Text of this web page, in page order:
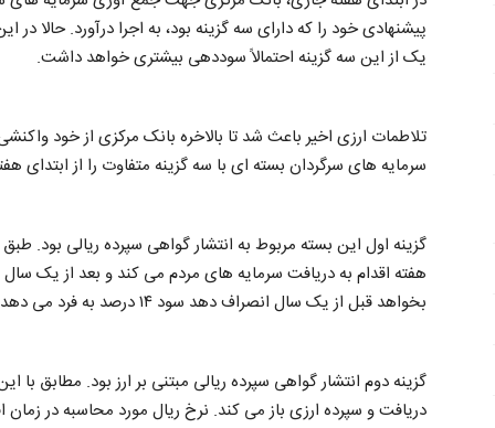
پیشنهادی خود را که دارای سه گزینه بود، به اجرا درآورد. حالا
یک از این سه گزینه احتمالاً سوددهی بیشتری خواهد داشت.
تلاطمات ارزی اخیر باعث شد تا بالاخره بانک مرکزی از خود
سرمایه های سرگردان بسته ای با سه گزینه متفاوت را از ابتدای
بخواهد قبل از یک سال انصراف دهد سود ۱۴ درصد به فرد می دهد. اوراق این گزینه حداقل یکصد میلیون ریال است.
گزینه دوم انتشار گواهی سپرده ریالی مبتنی بر ارز بود. مطابق با
دریافت و سپرده ارزی باز می کند. نرخ ریال مورد محاسبه در